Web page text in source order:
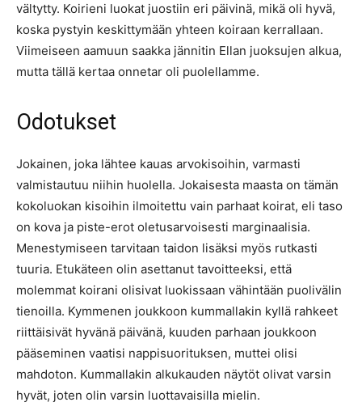
vältytty. Koirieni luokat juostiin eri päivinä, mikä oli hyvä,
koska pystyin keskittymään yhteen koiraan kerrallaan.
Viimeiseen aamuun saakka jännitin Ellan juoksujen alkua,
mutta tällä kertaa onnetar oli puolellamme.
Odotukset
Jokainen, joka lähtee kauas arvokisoihin, varmasti
valmistautuu niihin huolella. Jokaisesta maasta on tämän
kokoluokan kisoihin ilmoitettu vain parhaat koirat, eli taso
on kova ja piste-erot oletusarvoisesti marginaalisia.
Menestymiseen tarvitaan taidon lisäksi myös rutkasti
tuuria. Etukäteen olin asettanut tavoitteeksi, että
molemmat koirani olisivat luokissaan vähintään puolivälin
tienoilla. Kymmenen joukkoon kummallakin kyllä rahkeet
riittäisivät hyvänä päivänä, kuuden parhaan joukkoon
pääseminen vaatisi nappisuorituksen, muttei olisi
mahdoton. Kummallakin alkukauden näytöt olivat varsin
hyvät, joten olin varsin luottavaisilla mielin.